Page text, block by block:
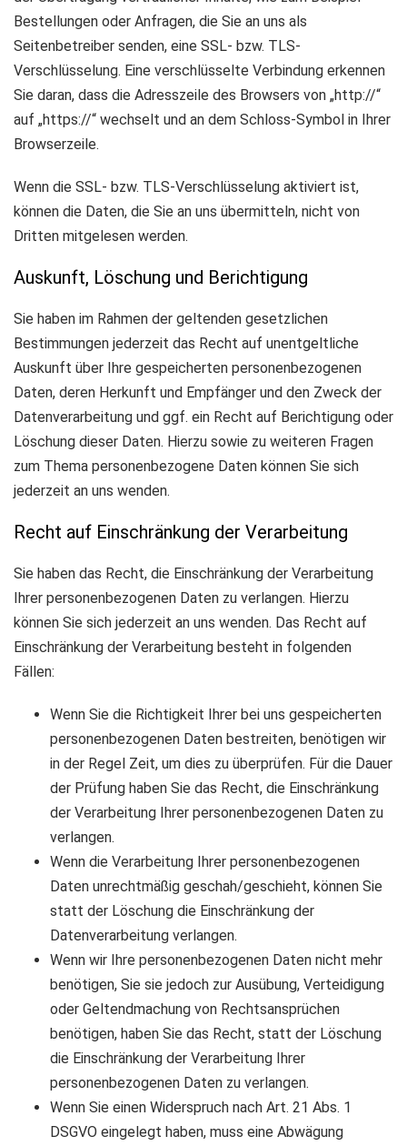
Bestellungen oder Anfragen, die Sie an uns als
Seitenbetreiber senden, eine SSL- bzw. TLS-
Verschlüsselung. Eine verschlüsselte Verbindung erkennen
Sie daran, dass die Adresszeile des Browsers von „http://“
auf „https://“ wechselt und an dem Schloss-Symbol in Ihrer
Browserzeile.
Wenn die SSL- bzw. TLS-Verschlüsselung aktiviert ist,
können die Daten, die Sie an uns übermitteln, nicht von
Dritten mitgelesen werden.
Auskunft, Löschung und Berichtigung
Sie haben im Rahmen der geltenden gesetzlichen
Bestimmungen jederzeit das Recht auf unentgeltliche
Auskunft über Ihre gespeicherten personenbezogenen
Daten, deren Herkunft und Empfänger und den Zweck der
Datenverarbeitung und ggf. ein Recht auf Berichtigung oder
Löschung dieser Daten. Hierzu sowie zu weiteren Fragen
zum Thema personenbezogene Daten können Sie sich
jederzeit an uns wenden.
Recht auf Einschränkung der Verarbeitung
Sie haben das Recht, die Einschränkung der Verarbeitung
Ihrer personenbezogenen Daten zu verlangen. Hierzu
können Sie sich jederzeit an uns wenden. Das Recht auf
Einschränkung der Verarbeitung besteht in folgenden
Fällen:
Wenn Sie die Richtigkeit Ihrer bei uns gespeicherten
personenbezogenen Daten bestreiten, benötigen wir
in der Regel Zeit, um dies zu überprüfen. Für die Dauer
der Prüfung haben Sie das Recht, die Einschränkung
der Verarbeitung Ihrer personenbezogenen Daten zu
verlangen.
Wenn die Verarbeitung Ihrer personenbezogenen
Daten unrechtmäßig geschah/geschieht, können Sie
statt der Löschung die Einschränkung der
Datenverarbeitung verlangen.
Wenn wir Ihre personenbezogenen Daten nicht mehr
benötigen, Sie sie jedoch zur Ausübung, Verteidigung
oder Geltendmachung von Rechtsansprüchen
benötigen, haben Sie das Recht, statt der Löschung
die Einschränkung der Verarbeitung Ihrer
personenbezogenen Daten zu verlangen.
Wenn Sie einen Widerspruch nach Art. 21 Abs. 1
DSGVO eingelegt haben, muss eine Abwägung